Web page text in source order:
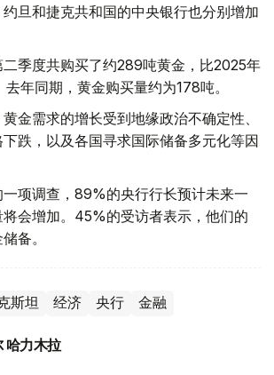
旦和捷克共和国的中央银行也分别增加
季度共购买了约289吨黄金，比2025年
年同期，黄金购买量约为178吨。
金需求的增长受到地缘政治不确定性、
跌，以及各国寻求国际储备多元化等因
项调查，89%的央行行长预计未来一
会增加。45%的受访者表示，他们的
备。
斯坦 经济 央行 金融
哈力木拉